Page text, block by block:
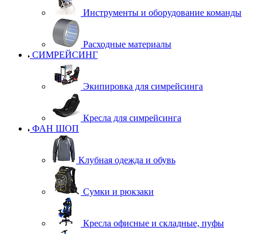
Инструменты и оборудование команды
Расходные материалы
СИМРЕЙСИНГ
Экипировка для симрейсинга
Кресла для симрейсинга
ФАН ШОП
Клубная одежда и обувь
Сумки и рюкзаки
Кресла офисные и складные, пуфы